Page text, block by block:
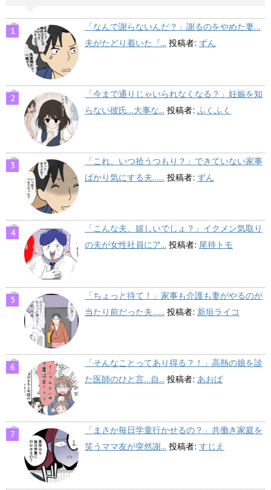
「なんで謝らないんだ？」謝るのをやめた妻…
夫がたどり着いた『... 投稿者: ずん
「今まで通りじゃいられなくなる？」妊娠を知
らない彼氏…大事な... 投稿者: ふくふく
「これ、いつ拾うつもり？」できていない家事
ばかり気にする夫…... 投稿者: ずん
「こんな夫、嬉しいでしょ？」イクメン気取り
の夫が女性社員にア... 投稿者: 尾持トモ
「ちょっと待て！」家事も介護も妻がやるのが
当たり前だった夫…... 投稿者: 新垣ライコ
「そんなことってあり得る？！」高熱の娘を診
た医師のひと言…自... 投稿者: あおば
「まさか毎日学童行かせるの？」共働き家庭を
笑うママ友が突然謝... 投稿者: すじえ